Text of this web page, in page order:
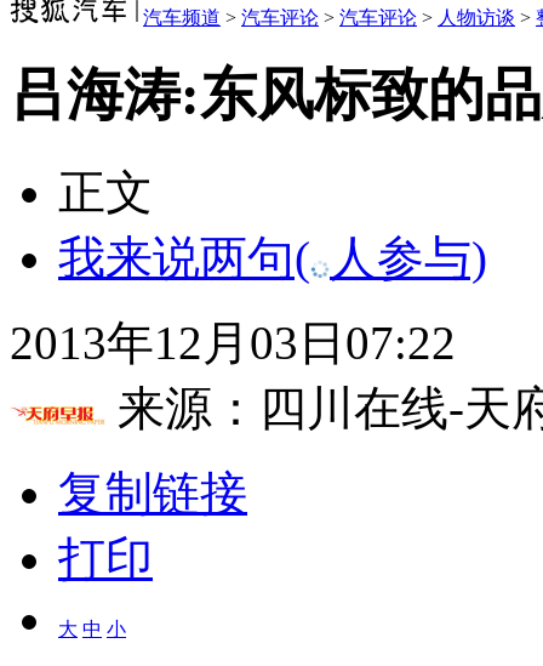
汽车频道 > 汽车评论 > 汽车评论 > 人物访谈 >
吕海涛:东风标致的
正文
我来说两句( 人参与)
2013年12月03日07:22
来源： 四川在线-天
复制链接
打印
大 中 小